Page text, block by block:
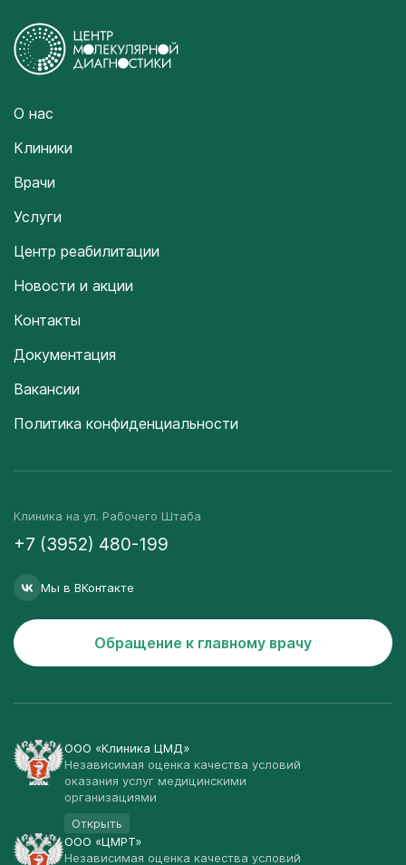
О нас
Клиники
Врачи
Услуги
Центр реабилитации
Новости и акции
Контакты
Документация
Вакансии
Политика конфиденциальности
Клиника на ул. Рабочего Штаба
+7 (3952) 480-199
Мы в ВКонтакте
Обращение к главному врачу
ООО «Клиника ЦМД»
Независимая оценка качества условий
оказания услуг медицинскими
организациями
Открыть
ООО «ЦМРТ»
Независимая оценка качества условий